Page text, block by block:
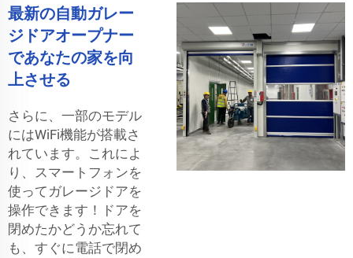
最新の自動ガレー
ジドアオープナー
であなたの家を向
上させる
さらに、一部のモデル
にはWiFi機能が搭載さ
れています。これによ
り、スマートフォンを
使ってガレージドアを
操作できます！ドアを
閉めたかどうか忘れて
も、すぐに電話で閉め